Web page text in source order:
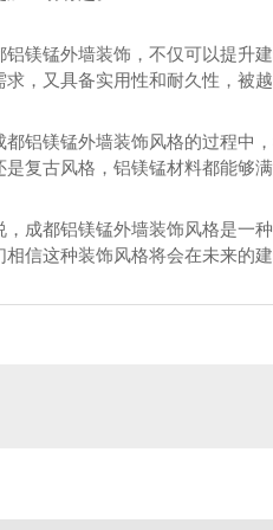
铝镁锰外墙装饰，不仅可以提升
求，又具备实用性和耐久性，被
都铝镁锰外墙装饰风格的过程中
是复古风格，铝镁锰材料都能够
，成都铝镁锰外墙装饰风格是一
相信这种装饰风格将会在未来的